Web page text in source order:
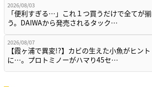
2026/08/03
「便利すぎる…」これ１つ買うだけで全てが揃
う。DAIWAから発売されるタック…
2026/08/07
【霞ヶ浦で異変!?】カビの生えた小魚がヒント
に…。プロトミノーがハマり45セ…